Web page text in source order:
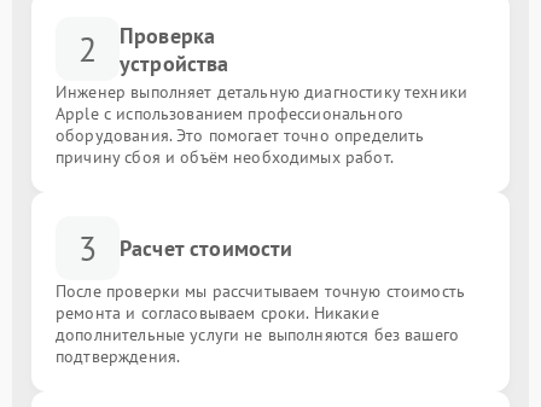
2
Проверка
устройства
Инженер выполняет детальную диагностику техники
Apple с использованием профессионального
оборудования. Это помогает точно определить
причину сбоя и объём необходимых работ.
3 Расчет стоимости
После проверки мы рассчитываем точную стоимость
ремонта и согласовываем сроки. Никакие
дополнительные услуги не выполняются без вашего
подтверждения.